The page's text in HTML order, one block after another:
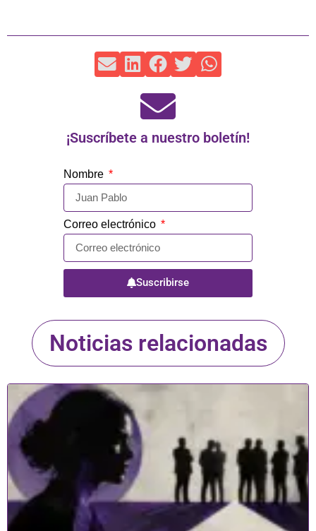
¡Suscríbete a nuestro boletín!
Nombre
Correo electrónico
Suscribirse
Noticias relacionadas